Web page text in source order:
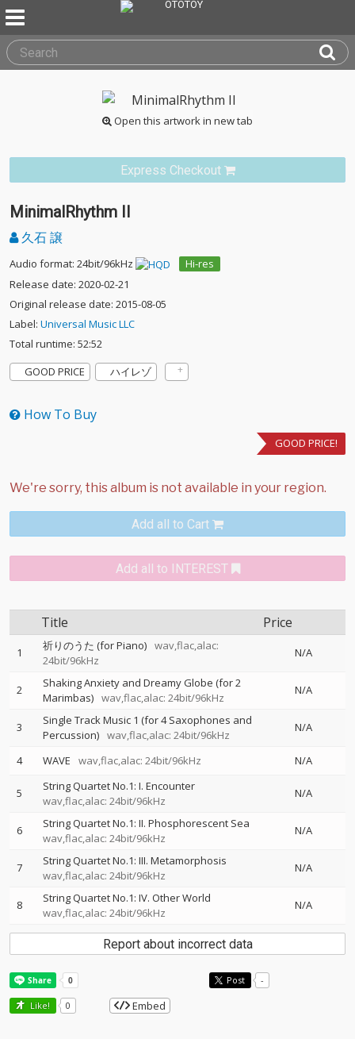
Open this artwork in new tab
Express Checkout
MinimalRhythm II
久石 譲
Audio format: 24bit/96kHz
Hi-res
Release date: 2020-02-21
Original release date: 2015-08-05
Label: Universal Music LLC
Total runtime: 52:52
GOOD PRICE
ハイレゾ
How To Buy
GOOD PRICE!
Add all to Cart
Add all to INTEREST
Title Price
1 祈りのうた (for Piano) wav,flac,alac:
24bit/96kHz
N/A
2
Shaking Anxiety and Dreamy Globe (for 2
Marimbas) wav,flac,alac: 24bit/96kHz
N/A
3
Single Track Music 1 (for 4 Saxophones and
Percussion) wav,flac,alac: 24bit/96kHz
N/A
4 WAVE wav,flac,alac: 24bit/96kHz N/A
5
String Quartet No.1: I. Encounter
wav,flac,alac: 24bit/96kHz
N/A
6
String Quartet No.1: II. Phosphorescent Sea
wav,flac,alac: 24bit/96kHz
N/A
7
String Quartet No.1: III. Metamorphosis
wav,flac,alac: 24bit/96kHz
N/A
8
String Quartet No.1: IV. Other World
wav,flac,alac: 24bit/96kHz
N/A
Report about incorrect data
Post -
Like! 0 Embed